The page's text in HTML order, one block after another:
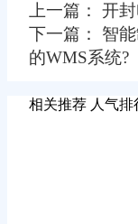
上一篇： 开
下一篇： 智
的WMS系统?
相关推荐 人气排